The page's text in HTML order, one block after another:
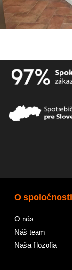
O spoločnosti
O nás
Náš team
Naša filozofia